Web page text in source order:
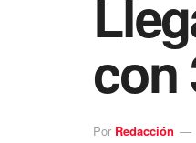
con
Por Redacción